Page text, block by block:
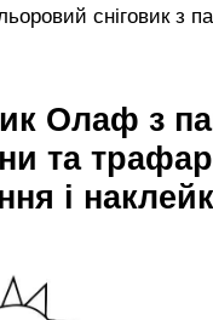
сніговик з
Олаф з
та
і